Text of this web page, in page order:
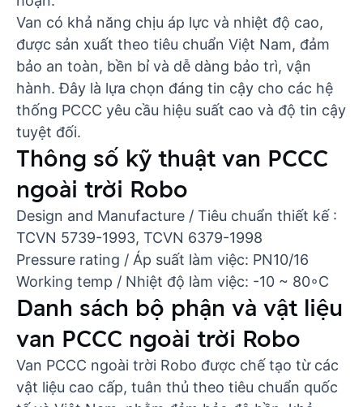
Van có khả năng chịu áp lực và nhiệt độ cao,
được sản xuất theo tiêu chuẩn Việt Nam, đảm
bảo an toàn, bền bỉ và dễ dàng bảo trì, vận
hành. Đây là lựa chọn đáng tin cậy cho các hệ
thống PCCC yêu cầu hiệu suất cao và độ tin cậy
tuyệt đối.
Thông số kỹ thuật van PCCC
ngoài trời Robo
Design and Manufacture / Tiêu chuẩn thiết kế :
TCVN 5739-1993, TCVN 6379-1998
Pressure rating / Áp suất làm việc: PN10/16
Working temp / Nhiệt độ làm việc: -10 ~ 80◦C
Danh sách bộ phận và vật liệu
van PCCC ngoài trời Robo
Van PCCC ngoài trời Robo được chế tạo từ các
vật liệu cao cấp, tuân thủ theo tiêu chuẩn quốc